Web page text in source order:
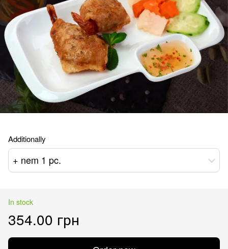
Additionally
+ nem 1 pc.
In stock
354.00 грн